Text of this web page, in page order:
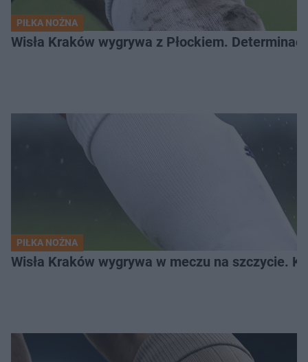
PIŁKA NOŻNA
Wisła Kraków wygrywa z Płockiem.
PIŁKA NOŻNA
Wisła Kraków wygrywa w meczu na szczycie.